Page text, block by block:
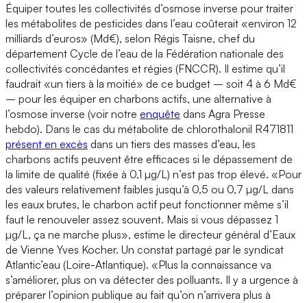
Équiper toutes les collectivités d’osmose inverse pour traiter
les métabolites de pesticides dans l’eau coûterait «environ 12
milliards d’euros» (Md€), selon Régis Taisne, chef du
département Cycle de l’eau de la Fédération nationale des
collectivités concédantes et régies (FNCCR). Il estime qu’il
faudrait «un tiers à la moitié» de ce budget – soit 4 à 6 Md€
– pour les équiper en charbons actifs, une alternative à
l’osmose inverse (voir notre enquête dans Agra Presse
hebdo). Dans le cas du métabolite de chlorothalonil R471811
présent en excès dans un tiers des masses d’eau, les
charbons actifs peuvent être efficaces si le dépassement de
la limite de qualité (fixée à 0,1 µg/L) n’est pas trop élevé. «Pour
des valeurs relativement faibles jusqu’à 0,5 ou 0,7 µg/L dans
les eaux brutes, le charbon actif peut fonctionner même s’il
faut le renouveler assez souvent. Mais si vous dépassez 1
µg/L, ça ne marche plus», estime le directeur général d’Eaux
de Vienne Yves Kocher. Un constat partagé par le syndicat
Atlantic’eau (Loire-Atlantique). «Plus la connaissance va
s’améliorer, plus on va détecter des polluants. Il y a urgence à
préparer l’opinion publique au fait qu’on n’arrivera plus à